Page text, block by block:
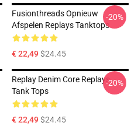
Fusionthreads Opnieuw
Afspelen Replays Tanktops
€ 22,49$24.45
-20%
Replay Denim Core Replays
Tank Tops
€ 22,49$24.45
-20%